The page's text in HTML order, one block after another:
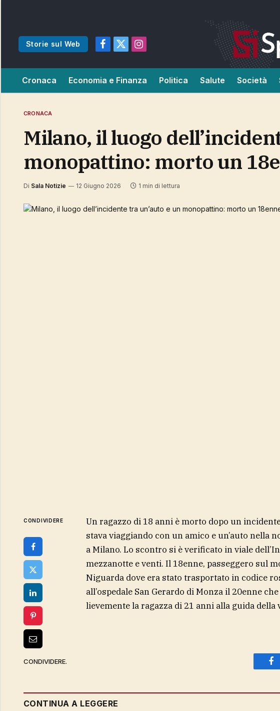
Storie sul Web
Facebook
X
Instagram
Cronaca Economia e Finanza Politica Salute Società
CRONACA
Milano, il luogo dell’incidente tra un’auto e un
monopattino: morto un
Di Sala Notizie 12 Giugno 2026 1 min di lettura
CONDIVIDERE
Un ragazzo di 18 anni è morto dopo un
stava viaggiando con un amico e un’auto nella
a Milano. Lo scontro si è verificato in viale
mezzanotte e venti. Il 18enne, passeggero sul
Niguarda dove era stato trasportato in codice
all’ospedale San Gerardo di Monza il 20enne
lievemente la ragazza di 21 anni alla guida della
CONDIVIDERE.
CONTINUA A LEGGERE